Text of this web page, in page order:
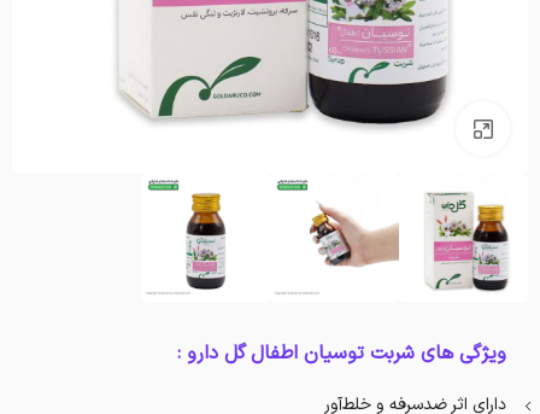
بزرگنمایی تصویر
ویژگی های شربت توسیان اطفال گل دارو :
دارای اثر ضدسرفه و خلط‌آور